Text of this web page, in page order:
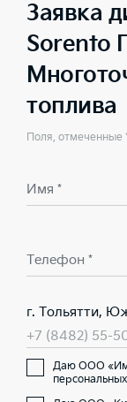
Заявка
Sorento
топлива
Поля, отмеченные
Имя *
Телефон *
г. Тольятти,
+7 (8482) 55-
Даю ООО